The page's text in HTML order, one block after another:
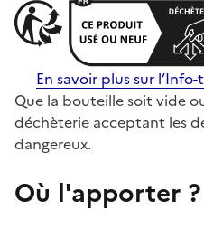
En savoir plus sur l’Info-
Que la bouteille soit vide
déchèterie acceptant les
dangereux.
Où l'apporter ?